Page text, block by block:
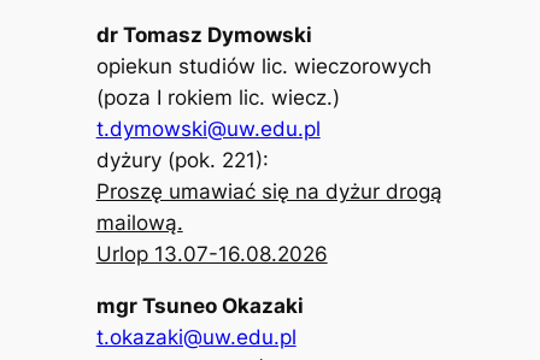
dr Tomasz Dymowski
opiekun studiów lic. wieczorowych
(poza I rokiem lic. wiecz.)
t.dymowski@uw.edu.pl
dyżury (pok. 221):
Proszę umawiać się na dyżur drogą
mailową.
Urlop 13.07-16.08.2026
mgr Tsuneo Okazaki
t.okazaki@uw.edu.pl